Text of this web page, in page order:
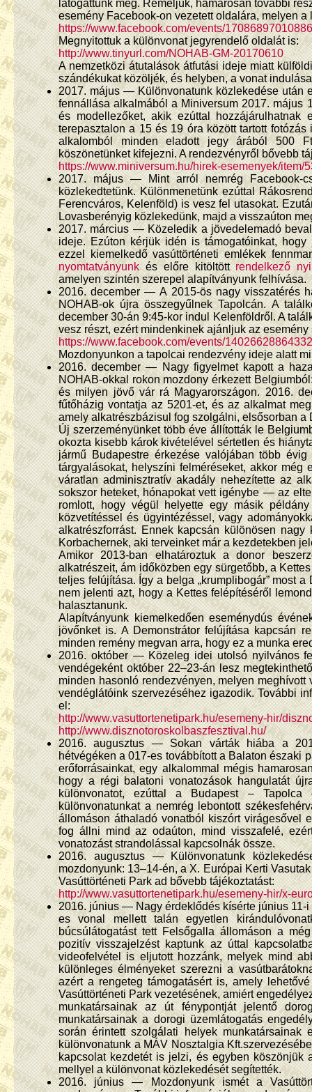
látogattunk meg. Reméljük, hamarosan további
esemény Facebook-on vezetett oldalára, melyen
https://www.facebook.com/events/
Megnyitottuk a különvonat jegyrendelő oldalát is:
http://www.tinyurl.com/NOHAB-GM-20170610
A nemzetközi átutalások átfutási ideje miatt
szándékukat közöljék, és helyben, a vonat
2017. május — Különvonatunk közlekedése után
fennállása alkalmából a Miniversum 2017. május
és modellezőket, akik ezúttal hozzájárulhatnak
terepasztalon a 15 és 19 óra között tartott
alkalomból minden eladott jegy árából 500
köszönetünket kifejezni. A rendezvényről bővebb
https://www.miniversum.hu/hirek-esemenyek/
2017. május — Mint arról nemrég Facebook-
közlekedtetünk. Különmenetünk ezúttal
Ferencváros, Kelenföld) is vesz fel utasokat.
Lovasberényig közlekedünk, majd a visszaúton
2017. március — Közeledik a jövedelemadó
ideje. Ezúton kérjük idén is támogatóinkat,
ezzel kiemelkedő vasúttörténeti emlékek
nyomtatványunkés előre kitöltöttrendelkező
amelyen szintén szerepel alapítványunk felhívása.
2016. december — A 2015-ös nagy visszatérés
NOHAB-ok újra összegyűlnek Tapolcán. A
december 30-án 9:45-kor indul Kelenföldről. A
vesz részt, ezért mindenkinek ajánljuk az
https://www.facebook.com/events/
Mozdonyunkon a tapolcai rendezvény ideje alatt
2016. december — Nagy figyelmet kapott a
NOHAB-okkal rokon mozdony érkezett
és milyen jövő vár rá Magyarországon. 2016.
fűtőházig vontatja az 5201-et, és az alkalmat
amely alkatrészbázisul fog szolgálni, elsősorban a
Új szerzeményünket több éve állították le
okozta kisebb károk kivételével sértetlen és
jármű Budapestre érkezése valójában több
tárgyalásokat, helyszíni felméréseket, akkor még
váratlan adminisztratív akadály nehezítette az
sokszor heteket, hónapokat vett igénybe — az
romlott, hogy végül helyette egy másik
közvetítéssel és ügyintézéssel, vagy
alkatrészforrást. Ennek kapcsán különösen nagy
Korbachernek, aki terveinket már a kezdetekben
Amikor 2013-ban elhatároztuk a donor
alkatrészeit, ám időközben egy sürgetőbb, a
teljes felújítása. Így a belga „krumplibogár” most
nem jelenti azt, hogy a Kettes felépítéséről
halasztanunk.
Alapítványunk kiemelkedően eseménydús
jövőnket is. A Demonstrátor felújítása kapcsán
minden remény megvan arra, hogy ez a munka
2016. október — Közeleg idei utolsó nyilvános
vendégeként október 22–23-án lesz
minden hasonló rendezvényen, melyen
vendéglátóink szervezéséhez igazodik. További
el:
http://www.vasuttortenetipark.hu/esemeny-hir/
http://www.disznotoroskolbaszfesztival.hu/
2016. augusztus — Sokan várták hiába a
hétvégéken a 017-es továbbított a Balaton északi
erőforrásainkat, egy alkalommal mégis
hogy a régi balatoni vonatozások hangulatát
különvonatot, ezúttal a Budapest – Tapolca
különvonatunkat a nemrég lebontott
állomáson áthaladó vonatból kiszórt virágesővel
fog állni mind az odaúton, mind visszafelé,
vonatozást strandolással kapcsolnák össze.
2016. augusztus — Különvonatunk
mozdonyunk: 13–14-én, a X. Európai Kerti
Vasúttörténeti Park ad bővebb tájékoztatást:
http://www.vasuttortenetipark.hu/esemeny-hir/x-
2016. június — Nagy érdeklődés kísérte június 11-
es vonal mellett talán egyetlen
búcsúlátogatást tett Felsőgalla állomáson a
pozitív visszajelzést kaptunk az úttal
videofelvétel is eljutott hozzánk, melyek mind
különleges élményeket szerezni a
azért a rengeteg támogatásért is, amely
Vasúttörténeti Park vezetésének, amiért
munkatársainak az út fénypontját jelentő
munkatársainak a dorogi üzemlátogatás
során érintett szolgálati helyek
különvonatunk a MÁV Nosztalgia
kapcsolat kezdetét is jelzi, és egyben köszönjük
mellyel a különvonat közlekedését segítették.
2016. június — Mozdonyunk ismét a